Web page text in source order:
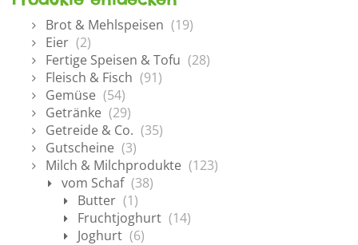
Brot & Mehlspeisen (19)
Eier (2)
Fertige Speisen & Tofu (28)
Fleisch & Fisch (91)
Gemüse (54)
Getränke (29)
Getreide & Co. (35)
Gutscheine (3)
Milch & Milchprodukte (123)
vom Schaf (38)
Butter (1)
Fruchtjoghurt (14)
Joghurt (6)